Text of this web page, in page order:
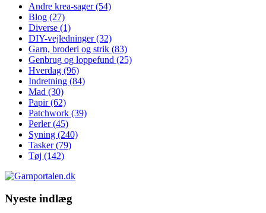
Andre krea-sager(54)
Blog (27)
Diverse (1)
DIY-vejledninger(32)
Garn, broderi og strik (83)
Genbrug og loppefund (25)
Hverdag (96)
Indretning (84)
Mad (30)
Papir(62)
Patchwork (39)
Perler(45)
Syning (240)
Tasker(79)
Tøj (142)
Nyeste indlæg